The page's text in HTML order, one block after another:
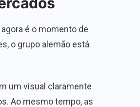
é o momento de
o grupo alemão está
um visual claramente
Ao mesmo tempo, as